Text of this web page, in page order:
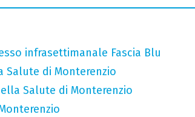
infrasettimanale Fascia Blu
Salute di Monterenzio
Salute di Monterenzio